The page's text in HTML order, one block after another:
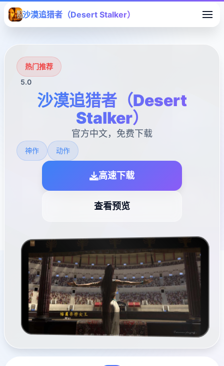
沙漠追猎者（Desert Stalker）
热门推荐
5.0
沙漠追猎者（Desert
Stalker）
官方中文，免费下载
神作 动作
高速下载
查看预览